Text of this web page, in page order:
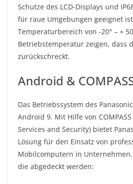
Schutze des LCD-Displays und
für raue Umgebungen geeignet
Temperaturbereich von -20° – +
Betriebstemperatur zeigen, dass
zurückschreckt.
Android &
Das Betriebssystem des
Android 9. Mit Hilfe von
Services and Security) bietet
Lösung für den Einsatz von
Mobilcomputern in
die abgedeckt werden: